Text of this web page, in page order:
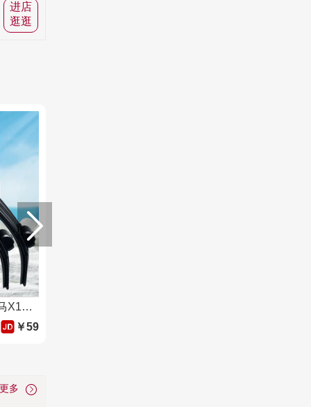
进店
逛逛
马瑞利(MARELLI)舒扬系列宝马X1雨刮器09至21款原厂18刮雨片15汽车ⅹ1前雨刷条26/16 1对
￥59
多